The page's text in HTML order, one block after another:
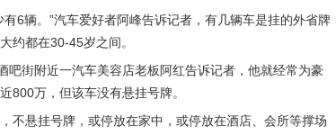
辆。”汽车爱好者阿峰告诉记者，有几辆车是挂的外省牌
约都在30-45岁之间。
街附近一汽车美容店老板阿红告诉记者，他就经常为豪
800万，但该车没有悬挂号牌。
悬挂号牌，或停放在家中，或停放在酒店、会所等撑场